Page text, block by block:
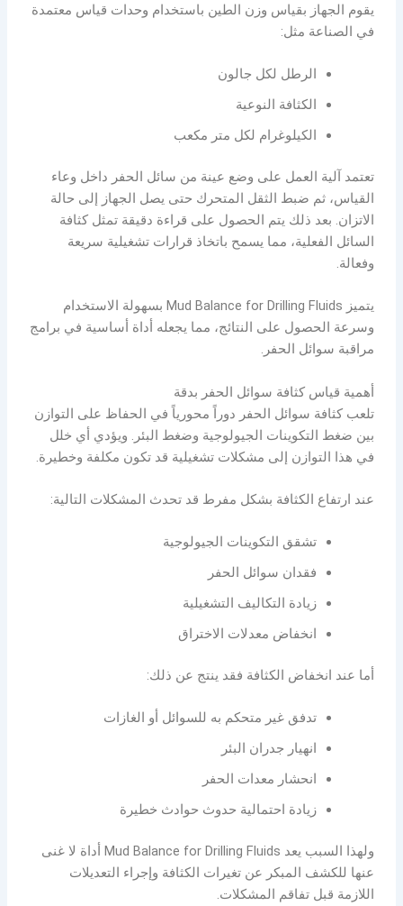
يقوم الجهاز بقياس وزن الطين باستخدام وحدات قياس معتمدة
في الصناعة مثل:
الرطل لكل جالون
الكثافة النوعية
الكيلوغرام لكل متر مكعب
تعتمد آلية العمل على وضع عينة من سائل الحفر داخل وعاء
القياس، ثم ضبط الثقل المتحرك حتى يصل الجهاز إلى حالة
الاتزان. بعد ذلك يتم الحصول على قراءة دقيقة تمثل كثافة
السائل الفعلية، مما يسمح باتخاذ قرارات تشغيلية سريعة
وفعالة.
يتميز Mud Balance for Drilling Fluids بسهولة الاستخدام
وسرعة الحصول على النتائج، مما يجعله أداة أساسية في برامج
مراقبة سوائل الحفر.
أهمية قياس كثافة سوائل الحفر بدقة
تلعب كثافة سوائل الحفر دوراً محورياً في الحفاظ على التوازن
بين ضغط التكوينات الجيولوجية وضغط البئر. ويؤدي أي خلل
في هذا التوازن إلى مشكلات تشغيلية قد تكون مكلفة وخطيرة.
عند ارتفاع الكثافة بشكل مفرط قد تحدث المشكلات التالية:
تشقق التكوينات الجيولوجية
فقدان سوائل الحفر
زيادة التكاليف التشغيلية
انخفاض معدلات الاختراق
أما عند انخفاض الكثافة فقد ينتج عن ذلك:
تدفق غير متحكم به للسوائل أو الغازات
انهيار جدران البئر
انحشار معدات الحفر
زيادة احتمالية حدوث حوادث خطيرة
ولهذا السبب يعد Mud Balance for Drilling Fluids أداة لا غنى
عنها للكشف المبكر عن تغيرات الكثافة وإجراء التعديلات
اللازمة قبل تفاقم المشكلات.